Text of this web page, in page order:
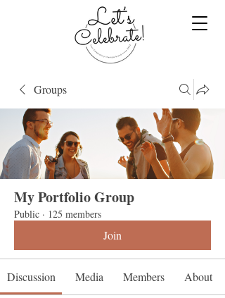
Groups
My Portfolio Group
Public · 125 members
Join
Discussion Media Members About